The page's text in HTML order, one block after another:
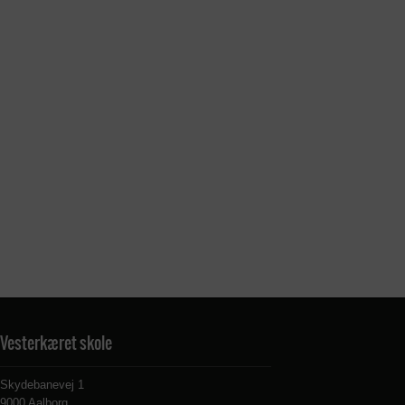
Vesterkæret skole
Skydebanevej 1